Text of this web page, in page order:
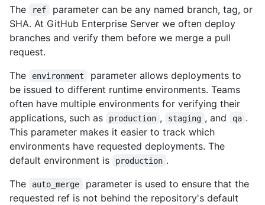
The
ref
parameter can be any named branch, tag, or
SHA. At GitHub Enterprise Server we often deploy
branches and verify them before we merge a pull
request.
The
environment
parameter allows deployments to
be issued to different runtime environments. Teams
often have multiple environments for verifying their
applications, such as
production , staging , and qa .
This parameter makes it easier to track which
environments have requested deployments. The
default environment is
production .
The
auto_merge
parameter is used to ensure that the
requested ref is not behind the repository's default